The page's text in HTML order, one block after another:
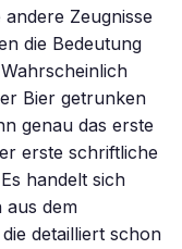
Zeugnisse
die Bedeutung
Bier getrunken
genau das erste
erste schriftliche
handelt sich
aus dem
detailliert schon